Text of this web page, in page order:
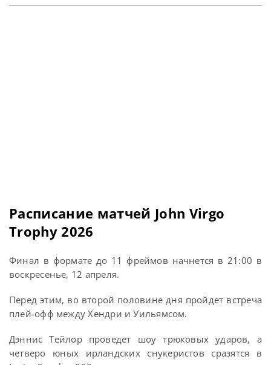
Расписание матчей John Virgo
Trophy 2026
Финал в формате до 11 фреймов начнется в 21:00 в
воскресенье, 12 апреля.
Перед этим, во второй половине дня пройдет встреча
плей-офф между Хендри и Уильямсом.
Дэннис Тейлор проведет шоу трюковых ударов, а
четверо юных ирландских снукеристов сразятся в